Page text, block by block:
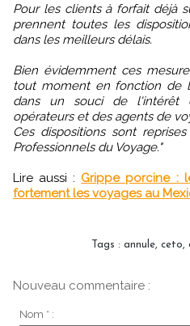
Pour les clients à forfait déjà
prennent toutes les
dans les meilleurs délais.
Bien évidemment ces
tout moment en fonction de
dans un souci de l'intérêt
opérateurs et des agents de
Ces dispositions sont
Professionnels du Voyage."
Lire aussi : Grippe porcine :
fortement les voyages au
Tags : annule, ceto,
Nouveau commentaire :
Nom * :